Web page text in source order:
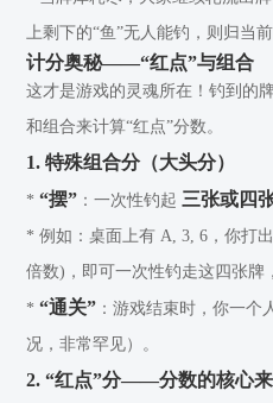
上剩下的“鱼”无人能钓，则归当
计分奥秘——“红点”与组合
这才是游戏的灵魂所在！钓到的
和组合来计算“红点”分数。
1. 特殊组合分（大头分）
*“摆” ：一次性钓起 三张或四
* 例如：桌面上有 A, 3, 6，你打
倍数)，即可一次性钓走这四张牌
*“通关” ：游戏结束时，你一个
况，非常罕见）。
2. “红点”分——分数的核心